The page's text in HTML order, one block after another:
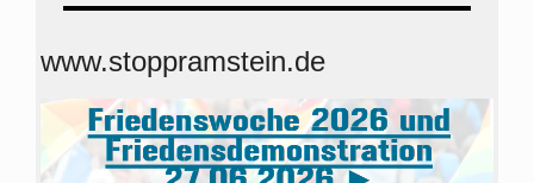
www.stoppramstein.de